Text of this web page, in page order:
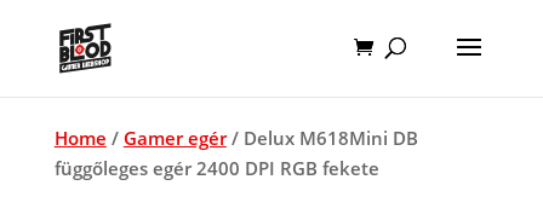
Home / Gamer egér/ Delux M618Mini DB
függőleges egér 2400 DPI RGB fekete